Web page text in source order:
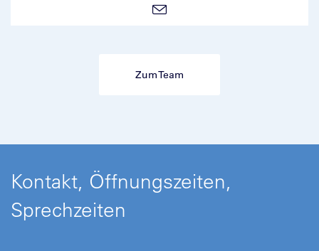
Zum Team
Kontakt, Öffnungszeiten,
Sprechzeiten